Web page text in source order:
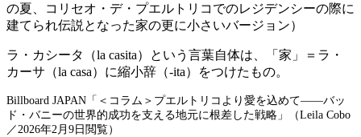
の夏、コリセオ・デ・プエルトリコでのレジデンシーの際に
建てられ伝説となった家の更に小さいバージョン）
ラ・カシータ（la casita）という言葉自体は、「家」＝ラ・
カーサ（la casa）に縮小辞（-ita）をつけたもの。
Billboard JAPAN「＜コラム＞プエルトリコより愛を込めて――バッ
ド・バニーの世界的成功を支える地元に根差した戦略」（Leila Cobo
／2026年2月9日閲覧）